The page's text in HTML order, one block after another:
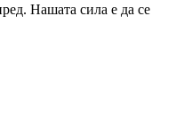
Нашата сила е да се